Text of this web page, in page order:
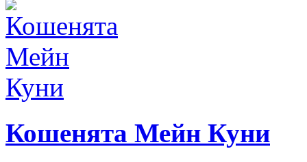
Кошенята Мейн Куни